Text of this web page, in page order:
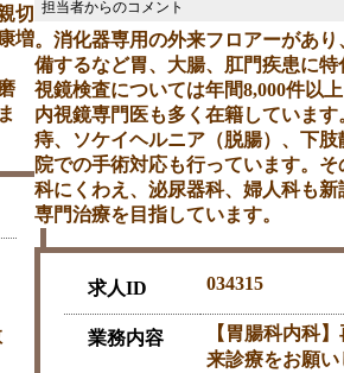
切
増。消化器専用の外来フロアーがあ
備するなど胃、大腸、肛門疾患に
視鏡検査については年間8,000件以
内視鏡専門医も多く在籍しています
痔、ソケイヘルニア（脱腸）、下肢
院での手術対応も行っています。
科にくわえ、泌尿器科、婦人科も
専門治療を目指しています。
求人ID 034315
業務内容
【胃腸科内科
来診療をお願